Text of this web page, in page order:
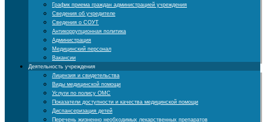
График приема граждан администрацией учреждения
Сведения об учредителе
Сведения о СОУТ
Антикоррупционная политика
Администрация
Медицинский персонал
Вакансии
Деятельность учреждения
Лицензия и свидетельства
Виды медицинской помощи
Услуги по полису ОМС
Показатели доступности и качества медицинской помощи
Диспансеризация детей
Перечень жизненно необходимых лекарственных препаратов